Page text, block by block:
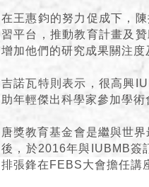
在王惠鈞的努力促成下，
習平台，推動教育計畫及
增加他們的研究成果關注度
吉諾瓦特則表示，很高興
助年輕傑出科學家參加學
唐獎教育基金會是繼與世
後，於2016年與IUBMB簽
排張鋒在FEBS大會擔任講